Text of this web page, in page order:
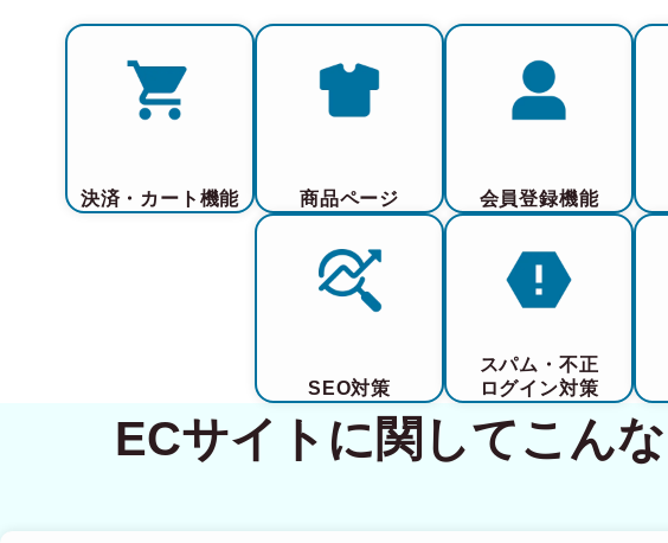
決済・カート機能 商品ページ 会員登録機能
SEO対策
スパム・不正
ログイン対策
ECサイトに関してこん